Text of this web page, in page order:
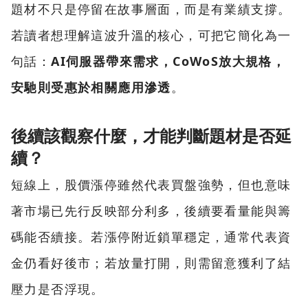
題材不只是停留在故事層面，而是有業績支撐。
若讀者想理解這波升溫的核心，可把它簡化為一
句話：AI伺服器帶來需求，CoWoS放大規格，
安馳則受惠於相關應用滲透。
後續該觀察什麼，才能判斷題材是否延
續？
短線上，股價漲停雖然代表買盤強勢，但也意味
著市場已先行反映部分利多，後續要看量能與籌
碼能否續接。若漲停附近鎖單穩定，通常代表資
金仍看好後市；若放量打開，則需留意獲利了結
壓力是否浮現。